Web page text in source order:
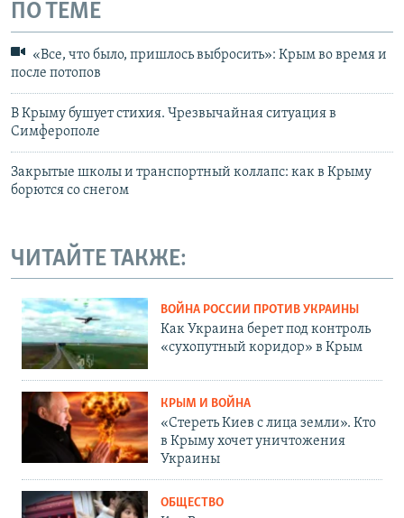
ПО ТЕМЕ
«Все, что было, пришлось выбросить»: Крым во время и
после потопов
В Крыму бушует стихия. Чрезвычайная ситуация в
Симферополе
Закрытые школы и транспортный коллапс: как в Крыму
борются со снегом
ЧИТАЙТЕ ТАКЖЕ:
ВОЙНА РОССИИ ПРОТИВ УКРАИНЫ
Как Украина берет под контроль
«сухопутный коридор» в Крым
КРЫМ И ВОЙНА
«Стереть Киев с лица земли». Кто
в Крыму хочет уничтожения
Украины
ОБЩЕСТВО